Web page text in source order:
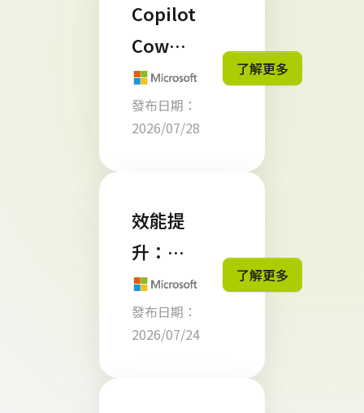
網路資
安領導
力矩
陣》中
mpion
領導
者」殊
榮
Copilot
Cowor
k 是什
麼？ 從
AI
事，企
業工作
流程正
式進入
發布日期：
2026/07/28
了解更多
效能提
升：直
接在
Visual
Studio
發布日期：
2026/07/24
了解更多